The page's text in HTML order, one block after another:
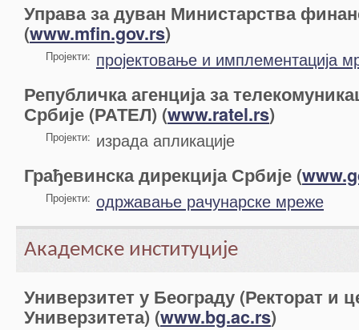
Управа за дуван Министарства
(www.mfin.gov.rs)
Пројекти: пројектовање и имплементација
Републичка агенција за
Србије (РАТЕЛ) (www.ratel.rs)
Пројекти: израда апликације
Грађевинска дирекција Србије (
Пројекти: одржавање рачунарске мреже
Академске институције
Универзитет у Београду (Ректорат и
Универзитета) (www.bg.ac.rs)